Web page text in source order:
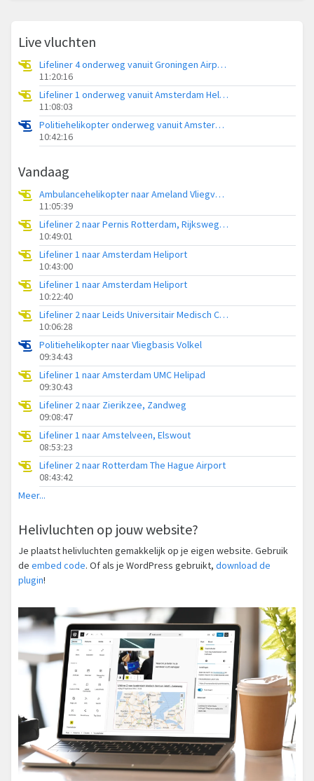
Live vluchten
Lifeliner 4 onderweg vanuit Groningen Airport Eelde
11:20:16
Lifeliner 1 onderweg vanuit Amsterdam Heliport
11:08:03
Politiehelikopter onderweg vanuit Amsterdam Vliegveld Schiphol
10:42:16
Vandaag
Ambulancehelikopter naar Ameland Vliegveld Ballum
11:05:39
Lifeliner 2 naar Pernis Rotterdam, Rijksweg A15
10:49:01
Lifeliner 1 naar Amsterdam Heliport
10:43:00
Lifeliner 1 naar Amsterdam Heliport
10:22:40
Lifeliner 2 naar Leids Universitair Medisch Centrum (LUMC)
10:06:28
Politiehelikopter naar Vliegbasis Volkel
09:34:43
Lifeliner 1 naar Amsterdam UMC Helipad
09:30:43
Lifeliner 2 naar Zierikzee, Zandweg
09:08:47
Lifeliner 1 naar Amstelveen, Elswout
08:53:23
Lifeliner 2 naar Rotterdam The Hague Airport
08:43:42
Meer...
Helivluchten op jouw website?
Je plaatst helivluchten gemakkelijk op je eigen website. Gebruik
de embed code. Of als je WordPress gebruikt, download de
plugin!